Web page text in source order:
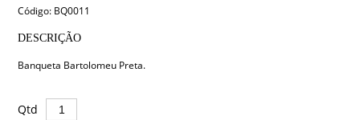
Código: BQ0011
DESCRIÇÃO
Banqueta Bartolomeu Preta.
Qtd